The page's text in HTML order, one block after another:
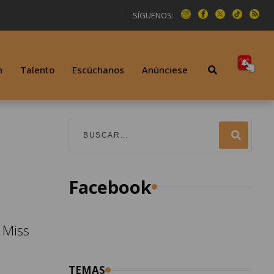
SÍGUENOS:
Talento Escúchanos Anúnciese
Facebook
TEMAS